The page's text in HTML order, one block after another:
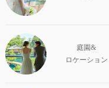
庭園&
ロケーション